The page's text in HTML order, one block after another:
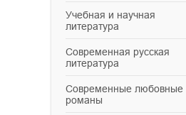
учебная и научная
литература
современная русская
литература
современные любовные
романы